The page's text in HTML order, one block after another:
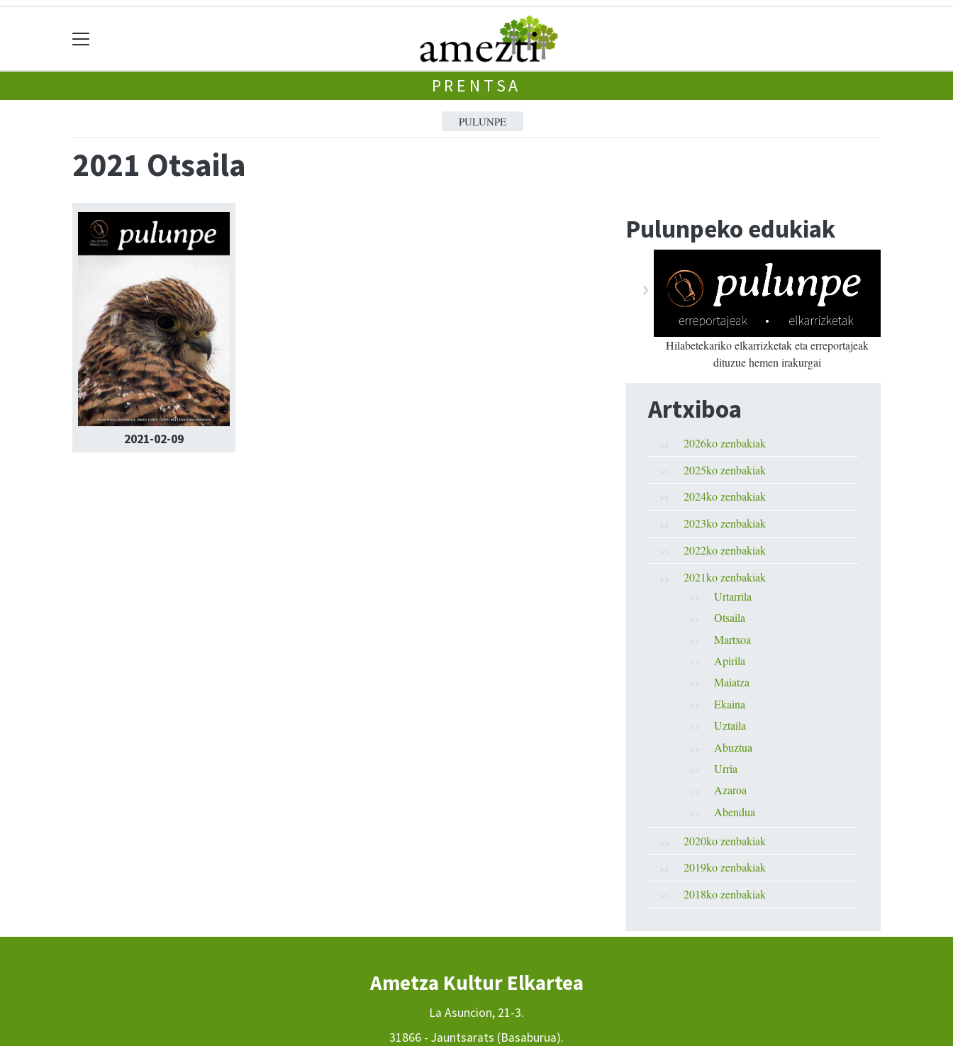
PRENTSA
PULUNPE
2021 Otsaila
2021-02-09
Pulunpeko edukiak
Hilabetekariko elkarrizketak eta erreportajeak
dituzue hemen irakurgai
Artxiboa
2026ko zenbakiak
2025ko zenbakiak
2024ko zenbakiak
2023ko zenbakiak
2022ko zenbakiak
2021ko zenbakiak
Urtarrila
Otsaila
Martxoa
Apirila
Maiatza
Ekaina
Uztaila
Abuztua
Urria
Azaroa
Abendua
2020ko zenbakiak
2019ko zenbakiak
2018ko zenbakiak
Ametza Kultur Elkartea
La Asuncion, 21-3.
31866 - Jauntsarats (Basaburua).